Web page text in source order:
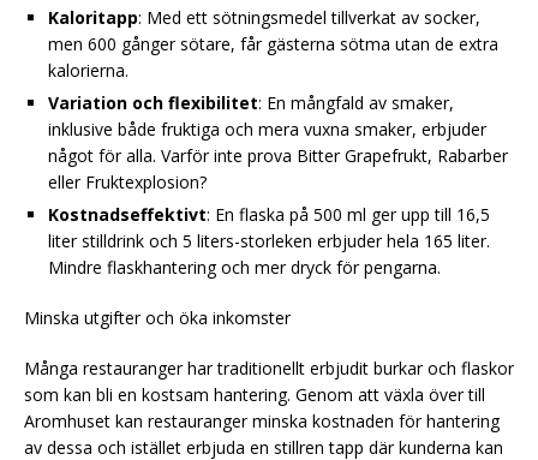
Kaloritapp: Med ett sötningsmedel tillverkat av socker,
men 600 gånger sötare, får gästerna sötma utan de extra
kalorierna.
Variation och flexibilitet: En mångfald av smaker,
inklusive både fruktiga och mera vuxna smaker, erbjuder
något för alla. Varför inte prova Bitter Grapefrukt, Rabarber
eller Fruktexplosion?
Kostnadseffektivt: En flaska på 500 ml ger upp till 16,5
liter stilldrink och 5 liters-storleken erbjuder hela 165 liter.
Mindre flaskhantering och mer dryck för pengarna.
Minska utgifter och öka inkomster
Många restauranger har traditionellt erbjudit burkar och flaskor
som kan bli en kostsam hantering. Genom att växla över till
Aromhuset kan restauranger minska kostnaden för hantering
av dessa och istället erbjuda en stillren tapp där kunderna kan